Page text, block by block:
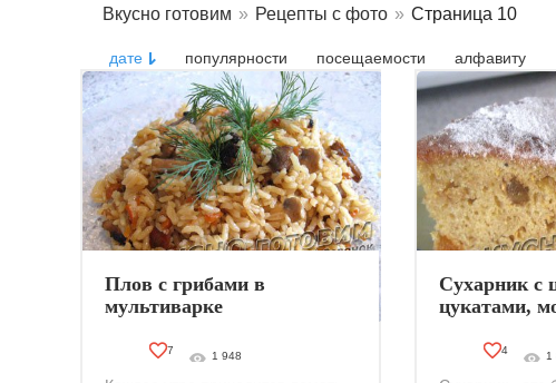
Вкусно готовим » Рецепты с фото » Страница 10
дате популярности посещаемости алфавиту
Плов с грибами в
мультиварке
7 1 948
Сухарник с
цукатами,
4 1